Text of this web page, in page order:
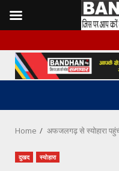
to
content
Home अफजलगढ़ से स्योहारा
दुखद स्योहारा